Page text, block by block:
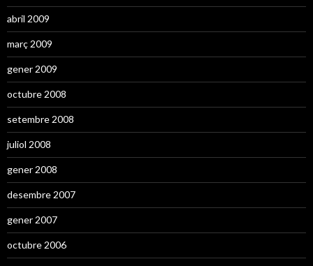
abril 2009
març 2009
gener 2009
octubre 2008
setembre 2008
juliol 2008
gener 2008
desembre 2007
gener 2007
octubre 2006